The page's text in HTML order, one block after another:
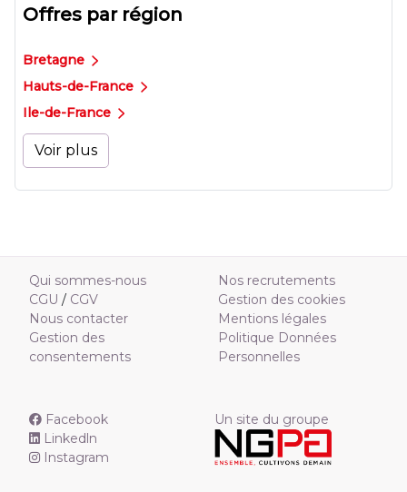
Offres par région
Bretagne
Hauts-de-France
Ile-de-France
Voir plus
Qui sommes-nous
CGU / CGV
Nous contacter
Gestion des
consentements
Nos recrutements
Gestion des cookies
Mentions légales
Politique Données
Personnelles
Facebook
Linkedln
Instagram
Un site du groupe